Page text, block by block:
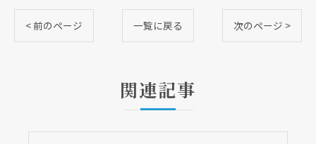
< 前のページ 一覧に戻る 次のページ >
関連記事